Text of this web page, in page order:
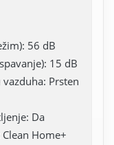
56 dB
15 dB
Prsten
Da
Home+